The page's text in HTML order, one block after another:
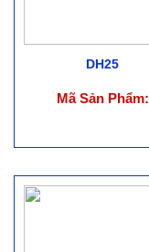
DH25
Mã Sản Phẩm: